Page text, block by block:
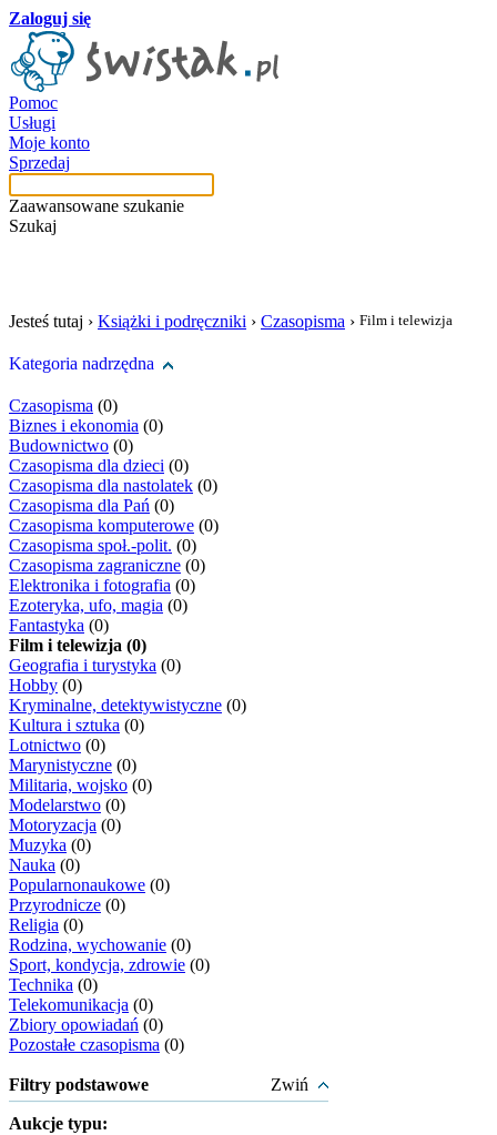
Zaloguj się
Pomoc
Usługi
Moje konto
Sprzedaj
Zaawansowane szukanie
Szukaj
Jesteś tutaj › Książki i podręczniki › Czasopisma › Film i telewizja
Kategoria nadrzędna
Czasopisma (0)
Biznes i ekonomia (0)
Budownictwo (0)
Czasopisma dla dzieci (0)
Czasopisma dla nastolatek (0)
Czasopisma dla Pań (0)
Czasopisma komputerowe (0)
Czasopisma społ.-polit. (0)
Czasopisma zagraniczne (0)
Elektronika i fotografia (0)
Ezoteryka, ufo, magia (0)
Fantastyka (0)
Film i telewizja (0)
Geografia i turystyka (0)
Hobby (0)
Kryminalne, detektywistyczne (0)
Kultura i sztuka (0)
Lotnictwo (0)
Marynistyczne (0)
Militaria, wojsko (0)
Modelarstwo (0)
Motoryzacja (0)
Muzyka (0)
Nauka (0)
Popularnonaukowe (0)
Przyrodnicze (0)
Religia (0)
Rodzina, wychowanie (0)
Sport, kondycja, zdrowie (0)
Technika (0)
Telekomunikacja (0)
Zbiory opowiadań (0)
Pozostałe czasopisma (0)
Filtry podstawowe Zwiń
Aukcje typu: